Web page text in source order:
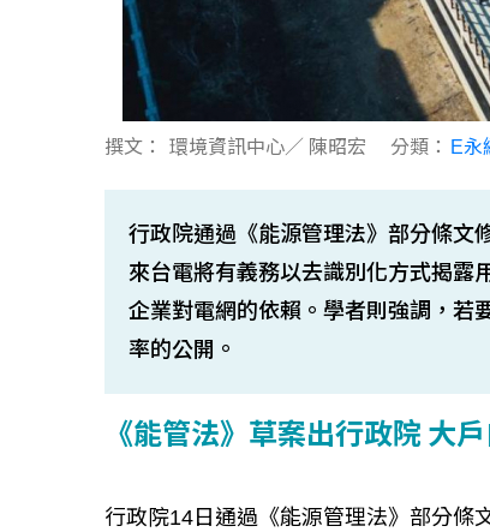
撰文： 環境資訊中心／ 陳昭宏 分類： E永
行政院通過《能源管理法》部分條文
來台電將有義務以去識別化方式揭露
企業對電網的依賴。學者則強調，若
率的公開。
《能管法》草案出行政院 大
行政院14日通過《能源管理法》部分條